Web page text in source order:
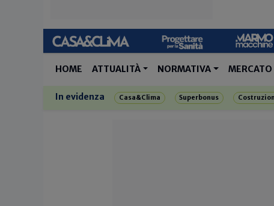
HOME ATTUALITÀ NORMATIVA MERCATO
In evidenza Casa&Clima Superbonus